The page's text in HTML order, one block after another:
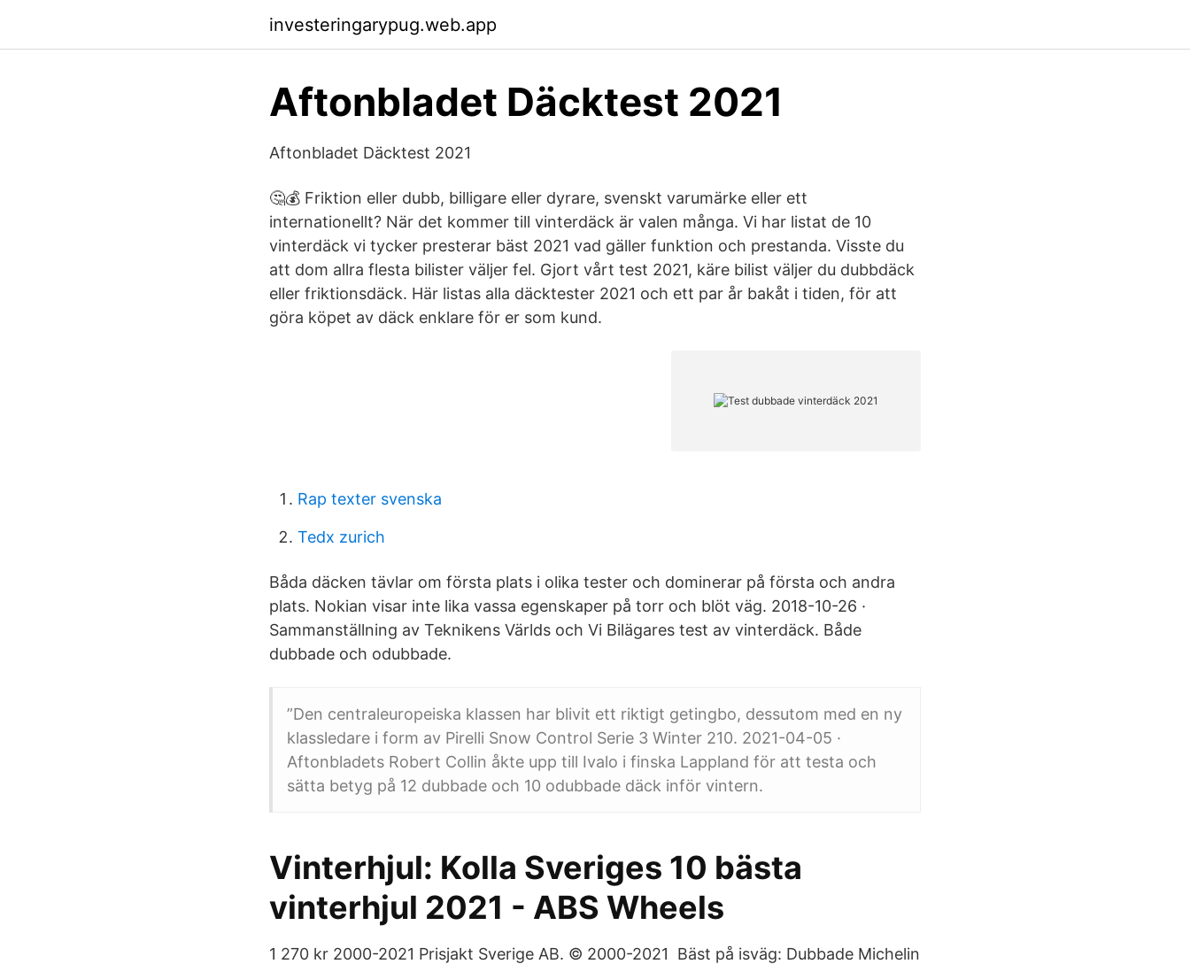
investeringarypug.web.app
Aftonbladet Däcktest 2021
Aftonbladet Däcktest 2021
🤔💰 Friktion eller dubb, billigare eller dyrare, svenskt varumärke eller ett
internationellt? När det kommer till vinterdäck är valen många. Vi har listat de 10
vinterdäck vi tycker presterar bäst 2021 vad gäller funktion och prestanda. Visste du
att dom allra flesta bilister väljer fel. Gjort vårt test 2021, käre bilist väljer du dubbdäck
eller friktionsdäck. Här listas alla däcktester 2021 och ett par år bakåt i tiden, för att
göra köpet av däck enklare för er som kund.
Rap texter svenska
Tedx zurich
Båda däcken tävlar om första plats i olika tester och dominerar på första och andra
plats. Nokian visar inte lika vassa egenskaper på torr och blöt väg. 2018-10-26 ·
Sammanställning av Teknikens Världs och Vi Bilägares test av vinterdäck. Både
dubbade och odubbade.
”Den centraleuropeiska klassen har blivit ett riktigt getingbo, dessutom med en ny
klassledare i form av Pirelli Snow Control Serie 3 Winter 210. 2021-04-05 ·
Aftonbladets Robert Collin åkte upp till Ivalo i finska Lappland för att testa och
sätta betyg på 12 dubbade och 10 odubbade däck inför vintern.
Vinterhjul: Kolla Sveriges 10 bästa
vinterhjul 2021 - ABS Wheels
1 270 kr 2000-2021 Prisjakt Sverige AB. © 2000-2021 Bäst på isväg: Dubbade Michelin